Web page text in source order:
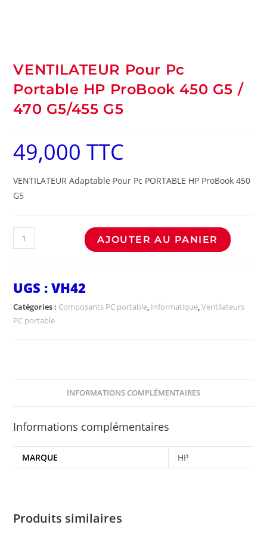
VENTILATEUR Pour Pc
Portable HP ProBook 450 G5 /
470 G5/455 G5
49,000TTC
VENTILATEUR Adaptable Pour Pc PORTABLE HP ProBook 450
G5
AJOUTER AU PANIER
UGS :VH42
Catégories : Composants PC portable, Informatique,Ventilateurs
PC portable
INFORMATIONS COMPLÉMENTAIRES
Informations complémentaires
MARQUE HP
Produits similaires